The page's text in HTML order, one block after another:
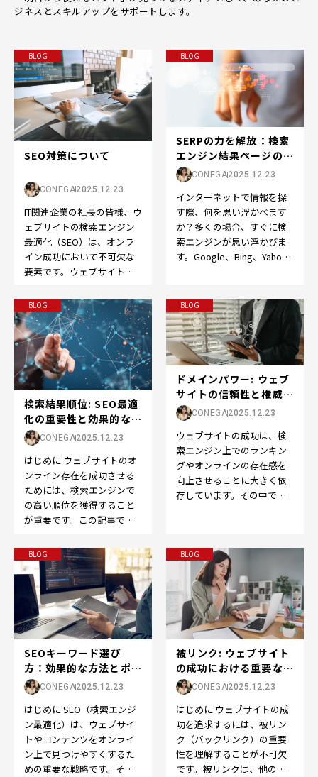
ジネスとスキルアップをサポートします。
BLOG
SEO対策について
CONEGA2025.12.23
IT関連企業の社長の皆様、ウ
ェブサイトの検索エンジン
最適化（SEO）は、オンラ
イン成功において不可欠な
要素です。ウェブサイトを
ポイントを押さえてS…
BLOG
SERPの力を解放：検索
エンジン結果ページの世
界へようこそ
CONEGA2025.12.23
インターネットで情報を探
す際、何を思い浮かべます
か？多くの場合、すぐに検
索エンジンが思い浮かびま
す。Google、Bing、Yahoo
BLOG
検索結果順位: SEO最適
化の重要性と効果的な戦
略 CONEGA2025.12.23
はじめに ウェブサイトのオ
ンライン存在を成功させる
ためには、検索エンジンで
の高い順位を獲得すること
が重要です。この記事で
は「SEO順位」の重要性
と…
BLOG
ドメインパワー: ウェブ
サイトの信頼性と権威の
向上をサポート...
CONEGA2025.12.23
ウェブサイトの成功は、検
索エンジン上でのランキン
グやオンラインの存在感を
向上させることに大きく依
存しています。その中で
BLOG
SEOキーワード選び
方：効果的な方法とポイ
ントCONEGA2025.12.23
はじめに SEO（検索エンジ
ン最適化）は、ウェブサイ
トやコンテンツをオンライ
ン上で見つけやすくするた
めの重要な戦略です。その
BLOG
被リンク: ウェブサイト
の成功における重要な役
割 CONEGA2025.12.23
はじめに ウェブサイトの成
功を追求するには、被リン
ク（バックリンク）の重要
性を理解することが不可欠
です。被リンクは、他のウ